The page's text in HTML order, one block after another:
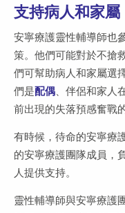
支持病人和家屬
安寧療護靈性輔導師也
策。他們可能對於不搶
們可幫助病人和家屬選
們是配偶 、伴侶和家
前出現的失落預感奮戰
有時候，待命的安寧療
的安寧療護團隊成員，
人提供支持。
靈性輔導師與安寧療護